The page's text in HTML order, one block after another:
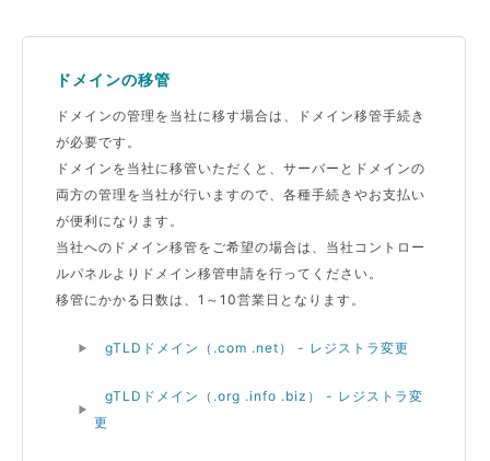
ドメインの移管
ドメインの管理を当社に移す場合は、ドメイン移管手続き
が必要です。
ドメインを当社に移管いただくと、サーバーとドメインの
両方の管理を当社が行いますので、各種手続きやお支払い
が便利になります。
当社へのドメイン移管をご希望の場合は、当社コントロー
ルパネルよりドメイン移管申請を行ってください。
移管にかかる日数は、1～10営業日となります。
gTLDドメイン（.com .net） - レジストラ変更
gTLDドメイン（.org .info .biz） - レジストラ変
更